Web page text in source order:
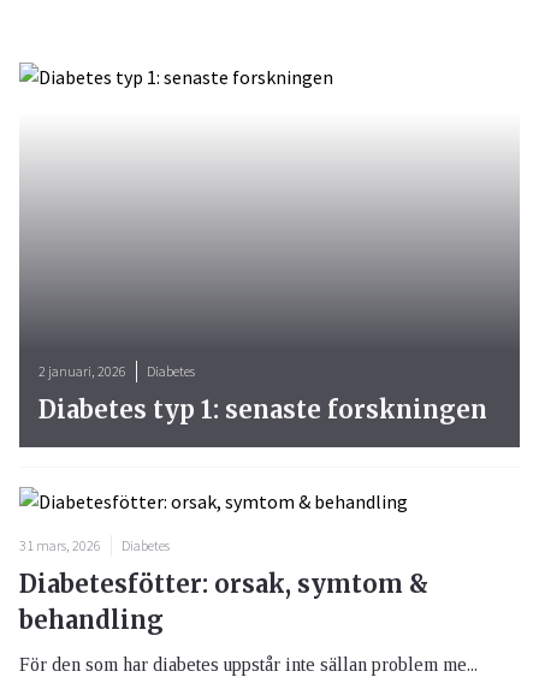
31 mars, 2026 Diabetes
Diabetesfötter: orsak, symtom &
behandling
För den som har diabetes uppstår inte sällan problem me...
2 januari, 2026 Diabetes
Diabetes typ 1: senaste forskningen